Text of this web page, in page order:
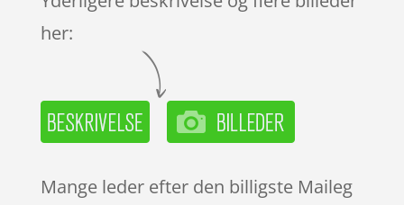
her:
Mange leder efter den billigste Maileg